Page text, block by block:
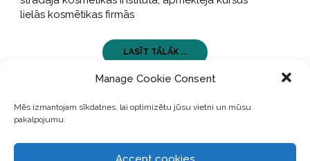
Manage Cookie Consent
Mēs izmantojam sīkdatnes, lai optimizētu jūsu vietni un mūsu
pakalpojumu.
lielās kosmētikas firmās
LASĪT TĀLĀK ...